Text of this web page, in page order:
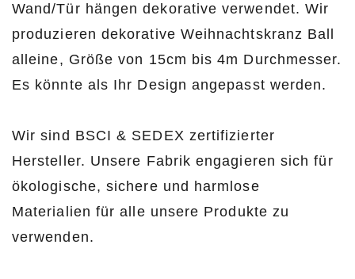
Wand/Tür hängen dekorative verwendet. Wir
produzieren dekorative Weihnachtskranz Ball
alleine, Größe von 15cm bis 4m Durchmesser.
Es könnte als Ihr Design angepasst werden.
Wir sind BSCI & SEDEX zertifizierter
Hersteller. Unsere Fabrik engagieren sich für
ökologische, sichere und harmlose
Materialien für alle unsere Produkte zu
verwenden.